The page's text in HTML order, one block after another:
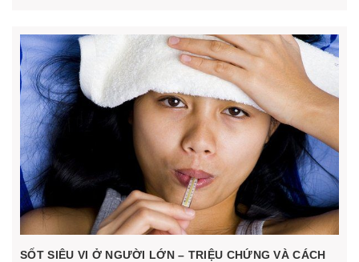
SỐT SIÊU VI Ở NGƯỜI LỚN – TRIỆU CHỨNG VÀ CÁCH